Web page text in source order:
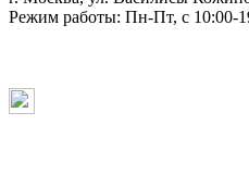
Режим работы: Пн-Пт, с 10:00-